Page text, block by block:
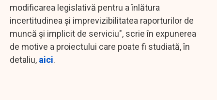
modificarea legislativă pentru a înlătura
incertitudinea şi imprevizibilitatea raporturilor de
muncă şi implicit de serviciu", scrie în expunerea
de motive a proiectului care poate fi studiată, în
detaliu, aici.